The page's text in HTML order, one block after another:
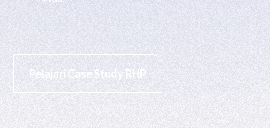
Pelajari Case Study RHP